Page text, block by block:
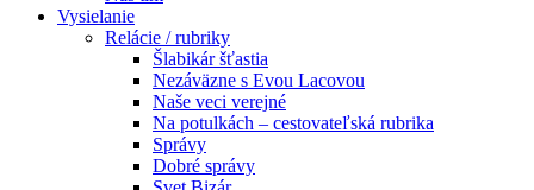
Vysielanie
Relácie / rubriky
Šlabikár šťastia
Nezáväzne s Evou Lacovou
Naše veci verejné
Na potulkách – cestovateľská rubrika
Správy
Dobré správy